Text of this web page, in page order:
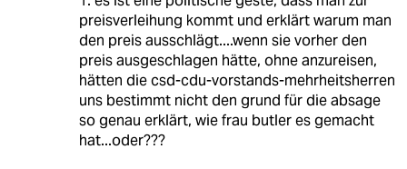
preisverleihung kommt und erklärt warum man
den preis ausschlägt....wenn sie vorher den
preis ausgeschlagen hätte, ohne anzureisen,
hätten die csd-cdu-vorstands-mehrheitsherren
uns bestimmt nicht den grund für die absage
so genau erklärt, wie frau butler es gemacht
hat...oder???